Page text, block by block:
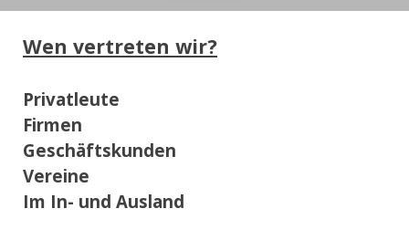
Wen vertreten wir?
Privatleute
Firmen
Geschäftskunden
Vereine
Im In- und Ausland